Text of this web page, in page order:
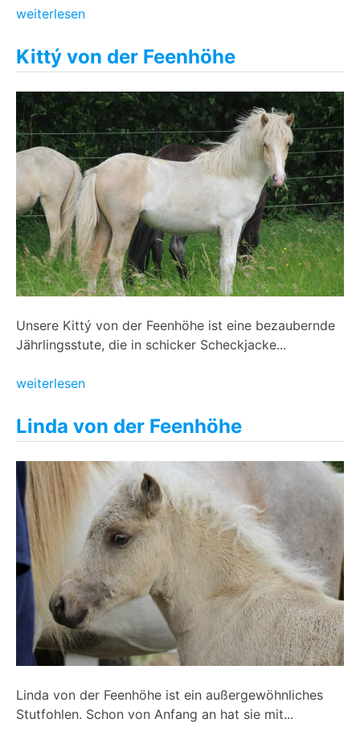
weiterlesen
Kittý von der Feenhöhe
Unsere Kittý von der Feenhöhe ist eine bezaubernde
Jährlingsstute, die in schicker Scheckjacke...
weiterlesen
Linda von der Feenhöhe
Linda von der Feenhöhe ist ein außergewöhnliches
Stutfohlen. Schon von Anfang an hat sie mit...